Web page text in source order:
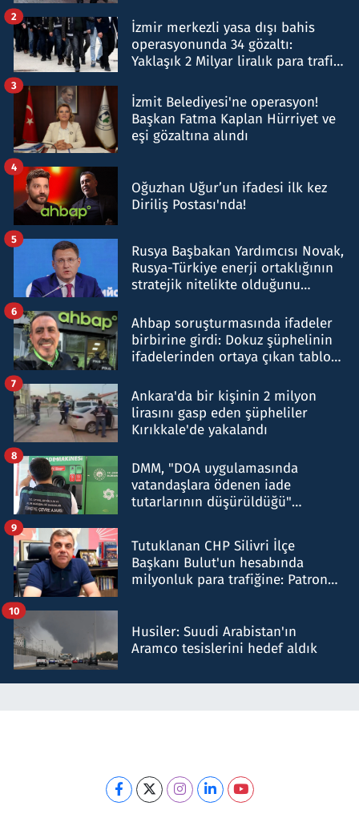
İzmir merkezli yasa dışı bahis
operasyonunda 34 gözaltı:
Yaklaşık 2 Milyar liralık para trafiği
2
İzmit Belediyesi'ne operasyon!
Başkan Fatma Kaplan Hürriyet ve
eşi gözaltına alındı
3
Oğuzhan Uğur’un ifadesi ilk kez
Diriliş Postası'nda!
4
Rusya Başbakan Yardımcısı Novak,
Rusya-Türkiye enerji ortaklığının
stratejik nitelikte olduğunu
5
Ahbap soruşturmasında ifadeler
birbirine girdi: Dokuz şüphelinin
ifadelerinden ortaya çıkan tablo
6
Ankara'da bir kişinin 2 milyon
lirasını gasp eden şüpheliler
Kırıkkale'de yakalandı
7
DMM, "DOA uygulamasında
vatandaşlara ödenen iade
tutarlarının düşürüldüğü"
8
Tutuklanan CHP Silivri İlçe
Başkanı Bulut'un hesabında
milyonluk para trafiğine: Patron
9
Husiler: Suudi Arabistan'ın
Aramco tesislerini hedef aldık
10